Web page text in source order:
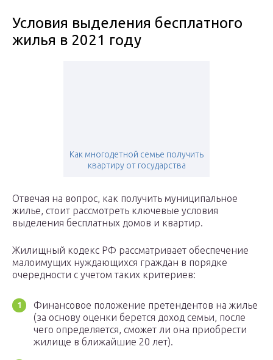
Условия выделения бесплатного
жилья в 2021 году
Как многодетной семье получить
квартиру от государства
Отвечая на вопрос, как получить муниципальное
жилье, стоит рассмотреть ключевые условия
выделения бесплатных домов и квартир.
Жилищный кодекс РФ рассматривает обеспечение
малоимущих нуждающихся граждан в порядке
очередности с учетом таких критериев:
Финансовое положение претендентов на жилье
(за основу оценки берется доход семьи, после
чего определяется, сможет ли она приобрести
жилище в ближайшие 20 лет).